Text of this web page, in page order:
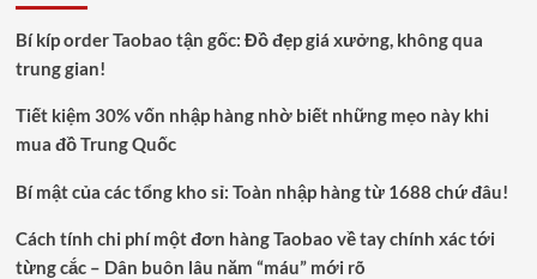
Bí kíp order Taobao tận gốc: Đồ đẹp giá xưởng, không qua
trung gian!
Tiết kiệm 30% vốn nhập hàng nhờ biết những mẹo này khi
mua đồ Trung Quốc
Bí mật của các tổng kho sỉ: Toàn nhập hàng từ 1688 chứ đâu!
Cách tính chi phí một đơn hàng Taobao về tay chính xác tới
từng cắc – Dân buôn lâu năm “máu” mới rõ